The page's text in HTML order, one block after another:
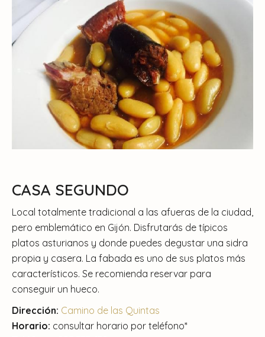
CASA SEGUNDO
Local totalmente tradicional a las afueras de la ciudad,
pero emblemático en Gijón. Disfrutarás de típicos
platos asturianos y donde puedes degustar una sidra
propia y casera. La fabada es uno de sus platos más
característicos. Se recomienda reservar para
conseguir un hueco.
Dirección: Camino de las Quintas
Horario: consultar horario por teléfono*